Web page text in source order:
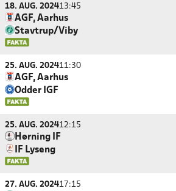
18. AUG. 202413:45
AGF, Aarhus
Stavtrup/Viby
25. AUG. 202411:30
AGF, Aarhus
Odder IGF
25. AUG. 202412:15
Hørning IF
IF Lyseng
27. AUG. 202417:15